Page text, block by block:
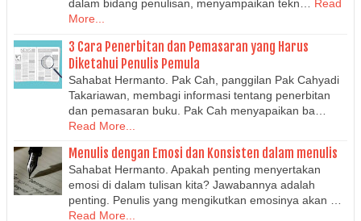
dalam bidang penulisan, menyampaikan tekn… Read
More...
3 Cara Penerbitan dan Pemasaran yang Harus
Diketahui Penulis Pemula
Sahabat Hermanto. Pak Cah, panggilan Pak Cahyadi
Takariawan, membagi informasi tentang penerbitan
dan pemasaran buku. Pak Cah menyapaikan ba…
Read More...
Menulis dengan Emosi dan Konsisten dalam menulis
Sahabat Hermanto. Apakah penting menyertakan
emosi di dalam tulisan kita? Jawabannya adalah
penting. Penulis yang mengikutkan emosinya akan …
Read More...